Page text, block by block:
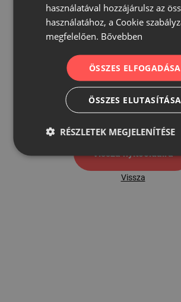
500
Vissza nyítóoldalra
Vissza
használatával hozzájárulsz az
használatához, a Cookie
megfelelően. Bővebben
ÖSSZES ELFOGADÁSA
ÖSSZES ELUTASÍTÁSA
RÉSZLETEK MEGJELENÍTÉSE